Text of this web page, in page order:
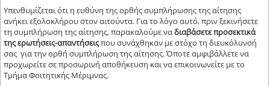
Υπενθυμίζεται ότι η ευθύνη της ορθής συμπλήρωσης της αίτησης
ανήκει εξολοκλήρου στον αιτούντα. Για το λόγο αυτό, πριν ξεκινήσετε
τη συμπλήρωση της αίτησης, παρακαλούμε ναδιαβάσετε προσεκτικά
της ερωτήσεις-απαντήσειςπου συνάχθηκαν με στόχο τη διευκόλυνσή
σας για την ορθή συμπλήρωση της αίτησης. Όποτε αμφιβάλλετε να
προχωρείτε σε προσωρινή αποθήκευση και να επικοινωνείτε με το
Τμήμα Φοιτητικής Μέριμνας.